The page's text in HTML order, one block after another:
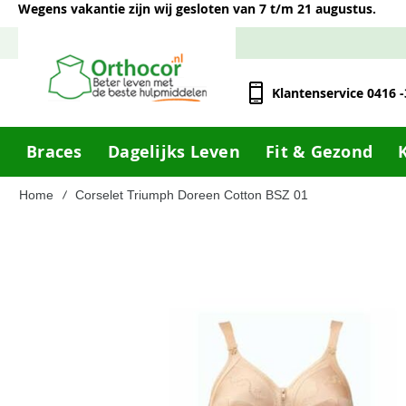
Wegens vakantie zijn wij gesloten van 7 t/m 21 augustus.
Klantenservice 0416
Braces Dagelijks Leven Fit & Gezond
Home Corselet Triumph Doreen Cotton BSZ 01